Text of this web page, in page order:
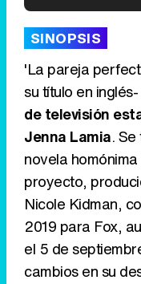
SINOPSIS
'La pareja
su título en
de televisión
Jenna Lamia.
novela
proyecto,
Nicole Kidman,
2019 para Fox,
el 5 de
cambios en su